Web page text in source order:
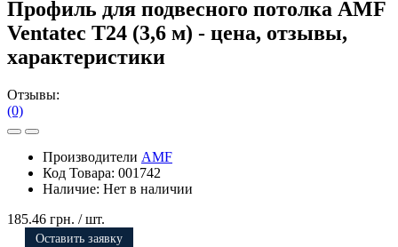
Профиль для подвесного потолка AMF
Ventatec T24 (3,6 м) - цена, отзывы,
характеристики
Отзывы:
(0)
Производители AMF
Код Товара: 001742
Наличие: Нет в наличии
185.46 грн. / шт.
Оставить заявку